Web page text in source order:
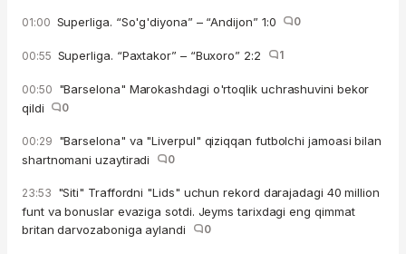
01:00 Superliga. “So'g'diyona” – “Andijon” 1:0 0
00:55 Superliga. “Paxtakor” – “Buxoro” 2:2 1
00:50 "Barselona" Marokashdagi o'rtoqlik uchrashuvini bekor
qildi
0
00:29 "Barselona" va "Liverpul" qiziqqan futbolchi jamoasi bilan
shartnomani uzaytiradi
0
23:53 "Siti" Traffordni "Lids" uchun rekord darajadagi 40 million
funt va bonuslar evaziga sotdi. Jeyms tarixdagi eng qimmat
britan darvozaboniga aylandi
0